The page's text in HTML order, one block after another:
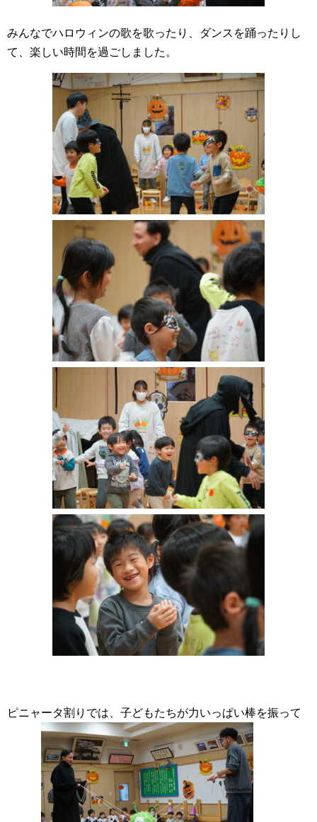
みんなでハロウィンの歌を歌ったり、ダンスを踊ったりし
て、楽しい時間を過ごしました。
ピニャータ割りでは、子どもたちが力いっぱい棒を振って